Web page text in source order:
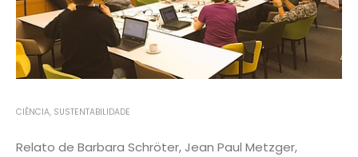
CIÊNCIA, SUSTENTABILIDADE
Relato de Barbara Schröter, Jean Paul Metzger,